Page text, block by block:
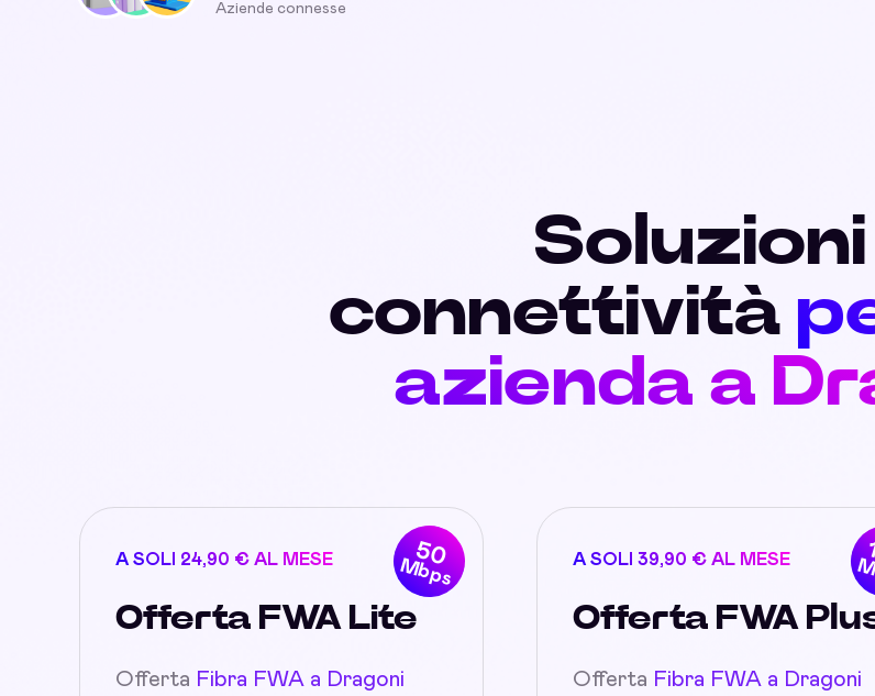
Aziende connesse
Soluzioni
connettività
azienda a
50
Mbps
A SOLI 24,90 € AL MESE
Offerta FWA Lite
Offerta Fibra FWA a Dragoni
A SOLI 39,90 € AL MESE
Offerta FWA
Offerta Fibra FWA a Dragoni